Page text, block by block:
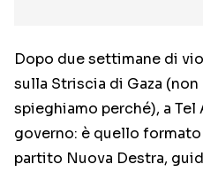
Dopo due settimane di
sulla Striscia di Gaza
spieghiamo perché), a Tel
governo: è quello
partito Nuova Destra,